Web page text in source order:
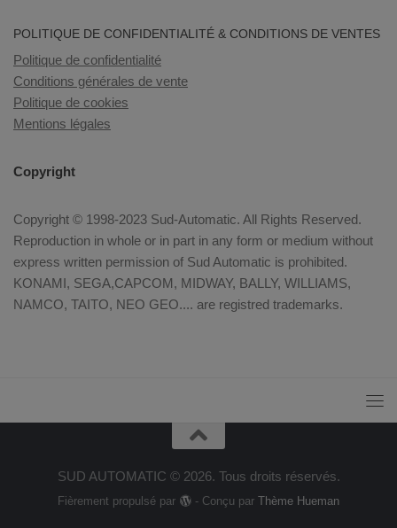
POLITIQUE DE CONFIDENTIALITÉ & CONDITIONS DE VENTES
Politique de confidentialité
Conditions générales de vente
Politique de cookies
Mentions légales
Copyright
Copyright © 1998-2023 Sud-Automatic. All Rights Reserved.
Reproduction in whole or in part in any form or medium without
express written permission of Sud Automatic is prohibited.
KONAMI, SEGA,CAPCOM, MIDWAY, BALLY, WILLIAMS,
NAMCO, TAITO, NEO GEO.... are registred trademarks.
SUD AUTOMATIC © 2026. Tous droits réservés.
Fièrement propulsé par - Conçu par Thème Hueman